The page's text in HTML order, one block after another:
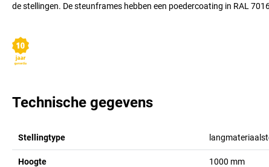
de stellingen. De steunframes hebben een poedercoating in RAL
Technische gegevens
Stellingtype
Hoogte 1000 mm